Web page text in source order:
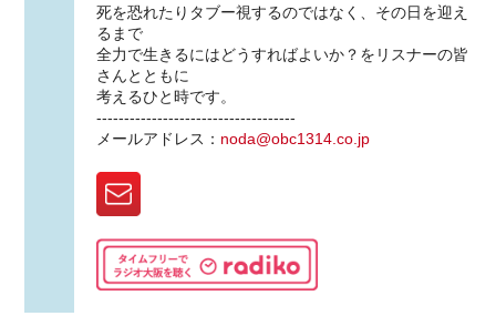
死を恐れたりタブー視するのではなく、その日を迎え
るまで
全力で生きるにはどうすればよいか？をリスナーの皆
さんとともに
考えるひと時です。
------------------------------------
メールアドレス： noda@obc1314.co.jp